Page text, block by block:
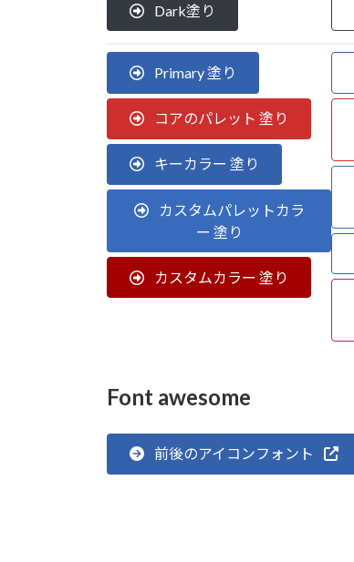
Dark塗り
Primary 塗り
コアのパレット 塗り
キーカラー 塗り
カスタムパレットカラ
ー 塗り
カスタムカラー 塗り
Font awesome
前後のアイコンフォント